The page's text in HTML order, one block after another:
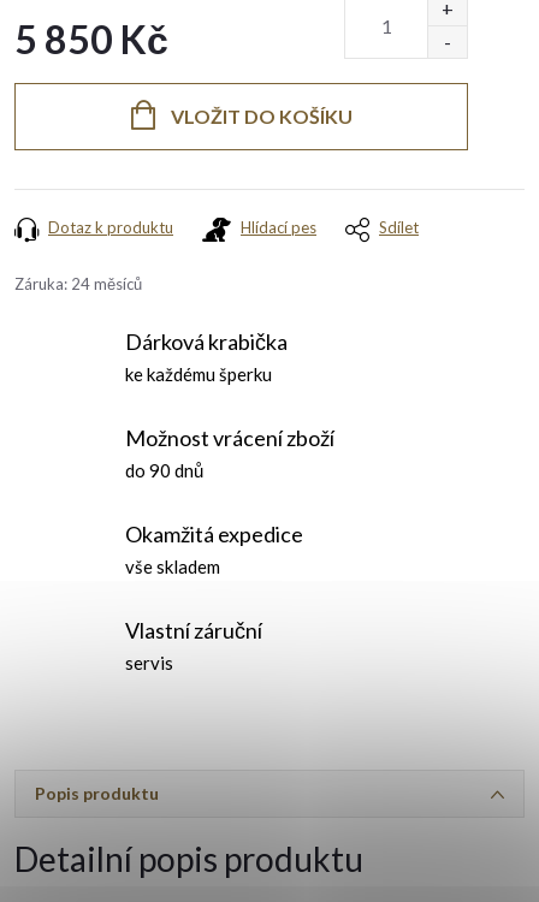
5 850 Kč
VLOŽIT DO KOŠÍKU
Dotaz k produktu Hlídací pes Sdílet
Záruka: 24 měsíců
Dárková krabička
ke každému šperku
Možnost vrácení zboží
do 90 dnů
Okamžitá expedice
vše skladem
Vlastní záruční
servis
Popis produktu
Detailní popis produktu